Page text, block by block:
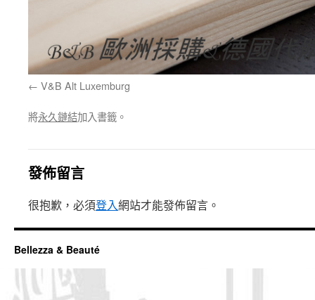
V&B Alt Luxemburg
將永久鏈結加入書籤。
發佈留言
很抱歉，必須登入網站才能發佈留言。
Bellezza & Beauté